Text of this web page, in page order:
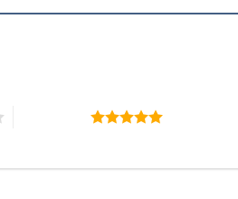
5 trên 5 sao